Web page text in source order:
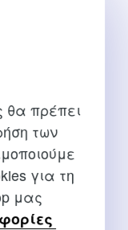
θα πρέπει
των
για τη
μας